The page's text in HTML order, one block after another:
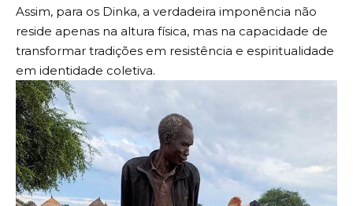
Assim, para os Dinka, a verdadeira imponência não
reside apenas na altura física, mas na capacidade de
transformar tradições em resistência e espiritualidade
em identidade coletiva.